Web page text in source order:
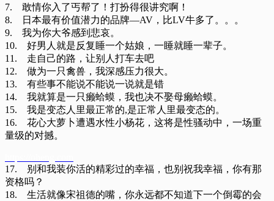
7. 敢情你入了丐帮了！打扮得很讲究啊！
8. 日本最有价值潜力的品牌—AV，比LV牛多了。。。
9. 我为你大爷感到悲哀。
10. 好男人就是反复睡一个姑娘，一睡就睡一辈子。
11. 走自己的路，让别人打车去吧
12. 做为一只禽兽，我深感压力很大。
13. 有些事不能说不能说一说就是错
14. 我就算是一只癞蛤蟆，我也决不娶母癞蛤蟆。
15. 我是变态人里最正常的,是正常人里最变态的。
16. 花心大萝卜遭遇水性小杨花，这将是性骚动中，一场重
量级的对撼。
17. 别和我装你活的精彩过的幸福，也别祝我幸福，你有那
资格吗？
18. 生活就像宋祖德的嘴，你永远都不知道下一个倒霉的会